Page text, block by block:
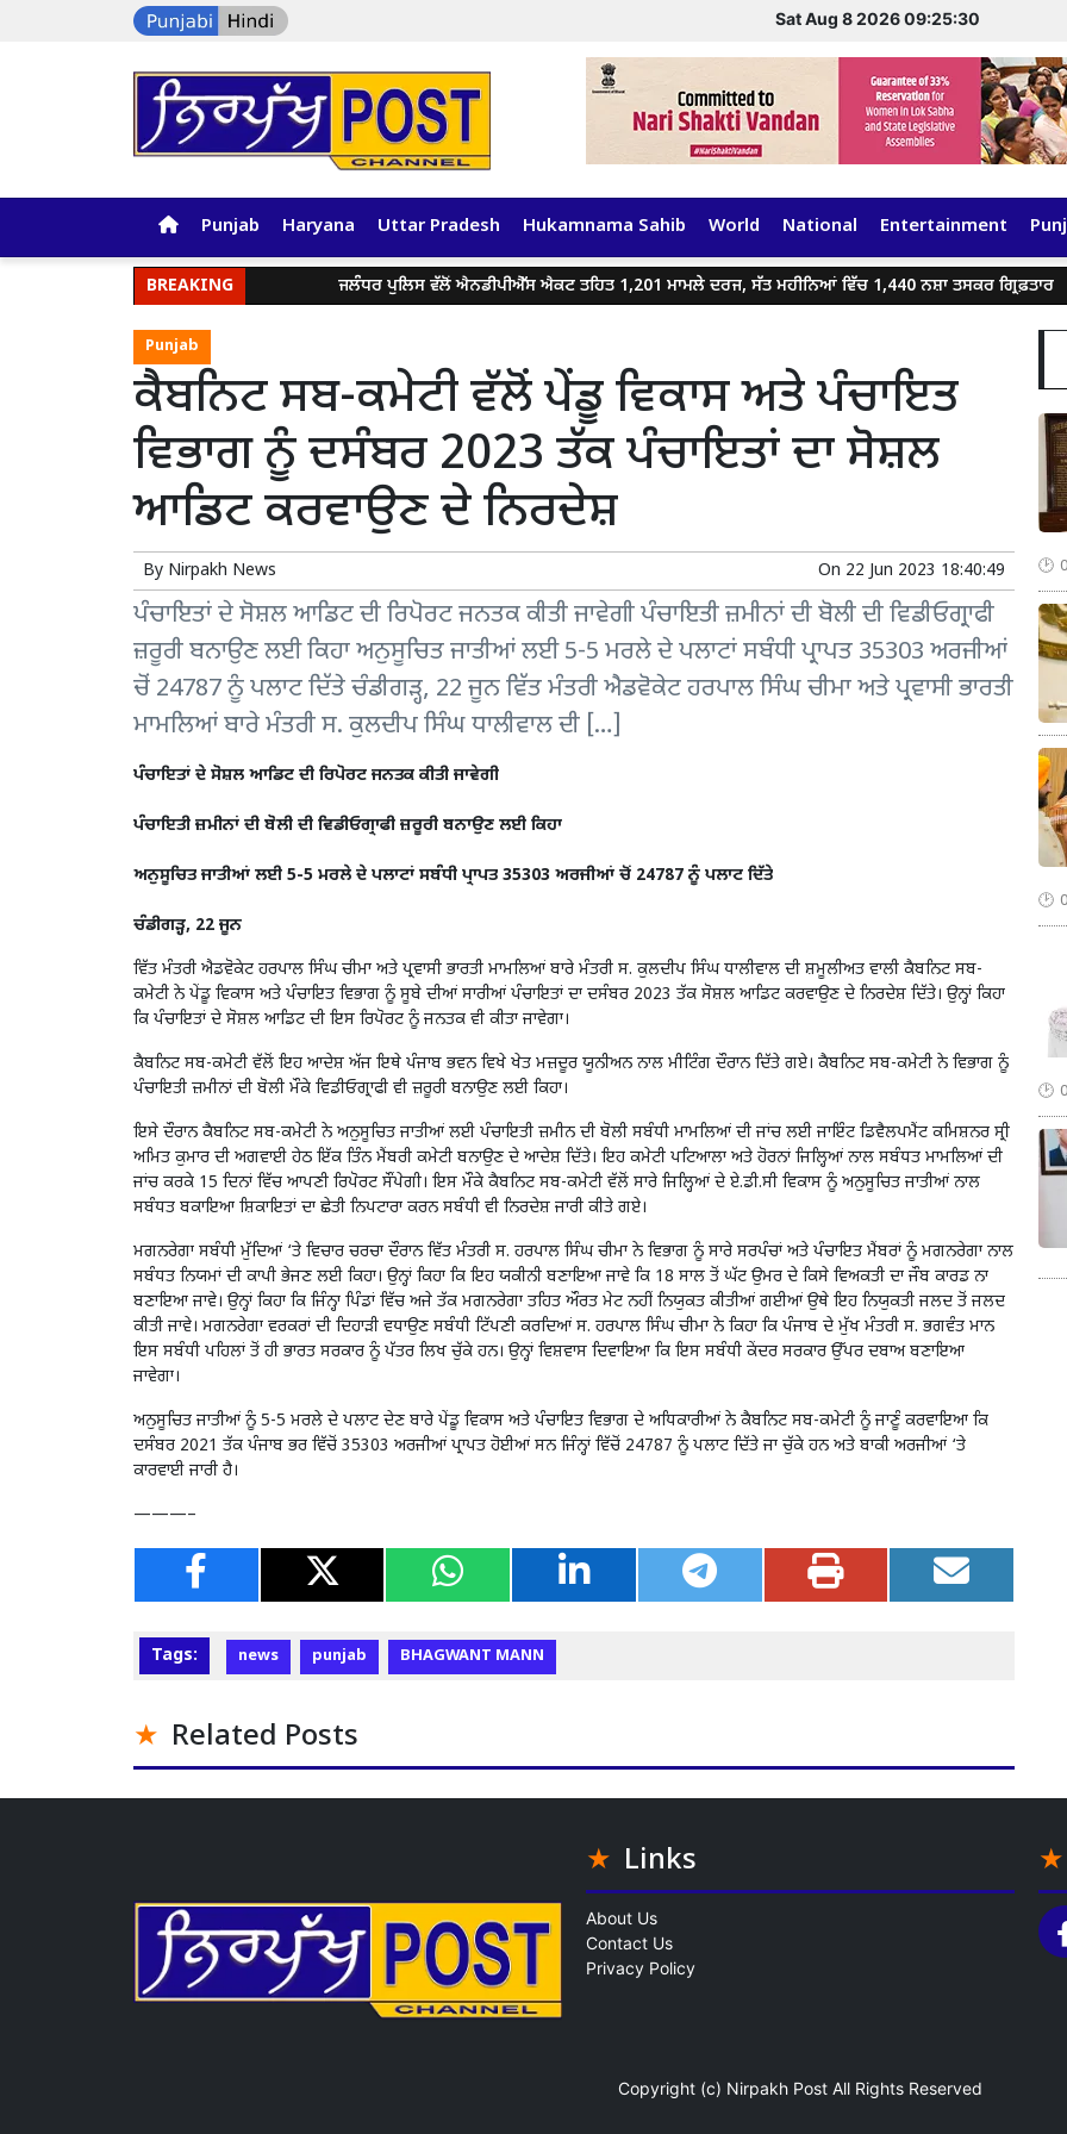
Sat Aug 8 2026 09:25:30
Punjab Haryana Uttar Pradesh Hukamnama Sahib World National Entertainment
BREAKING ਜਲੰਧਰ ਪੁਲਿਸ ਵੱਲੋਂ ਐਨਡੀਪੀਐੱਸ ਐਕਟ ਤਹਿਤ 1,201 ਮਾਮਲੇ ਦਰਜ, ਸੱਤ ਮਹੀਨਿਆਂ ਵਿੱਚ 1,440 ਨਸ਼ਾ ਤਸਕਰ ਗ੍ਰਿਫ਼ਤਾਰ
Punjab
ਕੈਬਨਿਟ ਸਬ-ਕਮੇਟੀ ਵੱਲੋਂ ਪੇਂਡੂ ਵਿਕਾਸ ਅਤੇ ਪੰਚਾਇਤ
ਵਿਭਾਗ ਨੂੰ ਦਸੰਬਰ 2023 ਤੱਕ ਪੰਚਾਇਤਾਂ ਦਾ ਸੋਸ਼ਲ
ਆਡਿਟ ਕਰਵਾਉਣ ਦੇ ਨਿਰਦੇਸ਼
By Nirpakh News On 22 Jun 2023 18:40:49
ਪੰਚਾਇਤਾਂ ਦੇ ਸੋਸ਼ਲ ਆਡਿਟ ਦੀ ਰਿਪੋਰਟ ਜਨਤਕ ਕੀਤੀ ਜਾਵੇਗੀ ਪੰਚਾਇਤੀ ਜ਼ਮੀਨਾਂ ਦੀ ਬੋਲੀ ਦੀ ਵਿਡੀਓਗ੍ਰਾਫੀ
ਜ਼ਰੂਰੀ ਬਨਾਉਣ ਲਈ ਕਿਹਾ ਅਨੁਸੂਚਿਤ ਜਾਤੀਆਂ ਲਈ 5-5 ਮਰਲੇ ਦੇ ਪਲਾਟਾਂ ਸਬੰਧੀ ਪ੍ਰਾਪਤ 35303 ਅਰਜੀਆਂ
ਚੋਂ 24787 ਨੂੰ ਪਲਾਟ ਦਿੱਤੇ ਚੰਡੀਗੜ੍ਹ, 22 ਜੂਨ ਵਿੱਤ ਮੰਤਰੀ ਐਡਵੋਕੇਟ ਹਰਪਾਲ ਸਿੰਘ ਚੀਮਾ ਅਤੇ ਪ੍ਰਵਾਸੀ ਭਾਰਤੀ
ਮਾਮਲਿਆਂ ਬਾਰੇ ਮੰਤਰੀ ਸ. ਕੁਲਦੀਪ ਸਿੰਘ ਧਾਲੀਵਾਲ ਦੀ […]
ਪੰਚਾਇਤਾਂ ਦੇ ਸੋਸ਼ਲ ਆਡਿਟ ਦੀ ਰਿਪੋਰਟ ਜਨਤਕ ਕੀਤੀ ਜਾਵੇਗੀ
ਪੰਚਾਇਤੀ ਜ਼ਮੀਨਾਂ ਦੀ ਬੋਲੀ ਦੀ ਵਿਡੀਓਗ੍ਰਾਫੀ ਜ਼ਰੂਰੀ ਬਨਾਉਣ ਲਈ ਕਿਹਾ
ਅਨੁਸੂਚਿਤ ਜਾਤੀਆਂ ਲਈ 5-5 ਮਰਲੇ ਦੇ ਪਲਾਟਾਂ ਸਬੰਧੀ ਪ੍ਰਾਪਤ 35303 ਅਰਜੀਆਂ ਚੋਂ 24787 ਨੂੰ ਪਲਾਟ ਦਿੱਤੇ
ਚੰਡੀਗੜ੍ਹ, 22 ਜੂਨ
ਵਿੱਤ ਮੰਤਰੀ ਐਡਵੋਕੇਟ ਹਰਪਾਲ ਸਿੰਘ ਚੀਮਾ ਅਤੇ ਪ੍ਰਵਾਸੀ ਭਾਰਤੀ ਮਾਮਲਿਆਂ ਬਾਰੇ ਮੰਤਰੀ ਸ. ਕੁਲਦੀਪ ਸਿੰਘ ਧਾਲੀਵਾਲ ਦੀ ਸ਼ਮੂਲੀਅਤ ਵਾਲੀ ਕੈਬਨਿਟ ਸਬ-
ਕਮੇਟੀ ਨੇ ਪੇਂਡੂ ਵਿਕਾਸ ਅਤੇ ਪੰਚਾਇਤ ਵਿਭਾਗ ਨੂੰ ਸੂਬੇ ਦੀਆਂ ਸਾਰੀਆਂ ਪੰਚਾਇਤਾਂ ਦਾ ਦਸੰਬਰ 2023 ਤੱਕ ਸੋਸ਼ਲ ਆਡਿਟ ਕਰਵਾਉਣ ਦੇ ਨਿਰਦੇਸ਼ ਦਿੱਤੇ। ਉਨ੍ਹਾਂ ਕਿਹਾ
ਕਿ ਪੰਚਾਇਤਾਂ ਦੇ ਸੋਸ਼ਲ ਆਡਿਟ ਦੀ ਇਸ ਰਿਪੋਰਟ ਨੂੰ ਜਨਤਕ ਵੀ ਕੀਤਾ ਜਾਵੇਗਾ।
ਕੈਬਨਿਟ ਸਬ-ਕਮੇਟੀ ਵੱਲੋਂ ਇਹ ਆਦੇਸ਼ ਅੱਜ ਇਥੇ ਪੰਜਾਬ ਭਵਨ ਵਿਖੇ ਖੇਤ ਮਜ਼ਦੂਰ ਯੂਨੀਅਨ ਨਾਲ ਮੀਟਿੰਗ ਦੌਰਾਨ ਦਿੱਤੇ ਗਏ। ਕੈਬਨਿਟ ਸਬ-ਕਮੇਟੀ ਨੇ ਵਿਭਾਗ ਨੂੰ
ਪੰਚਾਇਤੀ ਜ਼ਮੀਨਾਂ ਦੀ ਬੋਲੀ ਮੌਕੇ ਵਿਡੀਓਗ੍ਰਾਫੀ ਵੀ ਜ਼ਰੂਰੀ ਬਨਾਉਣ ਲਈ ਕਿਹਾ।
ਇਸੇ ਦੌਰਾਨ ਕੈਬਨਿਟ ਸਬ-ਕਮੇਟੀ ਨੇ ਅਨੁਸੂਚਿਤ ਜਾਤੀਆਂ ਲਈ ਪੰਚਾਇਤੀ ਜ਼ਮੀਨ ਦੀ ਬੋਲੀ ਸਬੰਧੀ ਮਾਮਲਿਆਂ ਦੀ ਜਾਂਚ ਲਈ ਜਾਇੰਟ ਡਿਵੈਲਪਮੈਂਟ ਕਮਿਸ਼ਨਰ ਸ੍ਰੀ
ਅਮਿਤ ਕੁਮਾਰ ਦੀ ਅਗਵਾਈ ਹੇਠ ਇੱਕ ਤਿੰਨ ਮੈਂਬਰੀ ਕਮੇਟੀ ਬਨਾਉਣ ਦੇ ਆਦੇਸ਼ ਦਿੱਤੇ। ਇਹ ਕਮੇਟੀ ਪਟਿਆਲਾ ਅਤੇ ਹੋਰਨਾਂ ਜਿਲ੍ਹਿਆਂ ਨਾਲ ਸਬੰਧਤ ਮਾਮਲਿਆਂ ਦੀ
ਜਾਂਚ ਕਰਕੇ 15 ਦਿਨਾਂ ਵਿੱਚ ਆਪਣੀ ਰਿਪੋਰਟ ਸੌਂਪੇਗੀ। ਇਸ ਮੌਕੇ ਕੈਬਨਿਟ ਸਬ-ਕਮੇਟੀ ਵੱਲੋਂ ਸਾਰੇ ਜਿਲ੍ਹਿਆਂ ਦੇ ਏ.ਡੀ.ਸੀ ਵਿਕਾਸ ਨੂੰ ਅਨੁਸੂਚਿਤ ਜਾਤੀਆਂ ਨਾਲ
ਸਬੰਧਤ ਬਕਾਇਆ ਸ਼ਿਕਾਇਤਾਂ ਦਾ ਛੇਤੀ ਨਿਪਟਾਰਾ ਕਰਨ ਸਬੰਧੀ ਵੀ ਨਿਰਦੇਸ਼ ਜਾਰੀ ਕੀਤੇ ਗਏ।
ਮਗਨਰੇਗਾ ਸਬੰਧੀ ਮੁੱਦਿਆਂ ‘ਤੇ ਵਿਚਾਰ ਚਰਚਾ ਦੌਰਾਨ ਵਿੱਤ ਮੰਤਰੀ ਸ. ਹਰਪਾਲ ਸਿੰਘ ਚੀਮਾ ਨੇ ਵਿਭਾਗ ਨੂੰ ਸਾਰੇ ਸਰਪੰਚਾਂ ਅਤੇ ਪੰਚਾਇਤ ਮੈਂਬਰਾਂ ਨੂੰ ਮਗਨਰੇਗਾ ਨਾਲ
ਸਬੰਧਤ ਨਿਯਮਾਂ ਦੀ ਕਾਪੀ ਭੇਜਣ ਲਈ ਕਿਹਾ। ਉਨ੍ਹਾਂ ਕਿਹਾ ਕਿ ਇਹ ਯਕੀਨੀ ਬਣਾਇਆ ਜਾਵੇ ਕਿ 18 ਸਾਲ ਤੋਂ ਘੱਟ ਉਮਰ ਦੇ ਕਿਸੇ ਵਿਅਕਤੀ ਦਾ ਜੌਬ ਕਾਰਡ ਨਾ
ਬਣਾਇਆ ਜਾਵੇ। ਉਨ੍ਹਾਂ ਕਿਹਾ ਕਿ ਜਿੰਨ੍ਹਾ ਪਿੰਡਾਂ ਵਿੱਚ ਅਜੇ ਤੱਕ ਮਗਨਰੇਗਾ ਤਹਿਤ ਔਰਤ ਮੇਟ ਨਹੀਂ ਨਿਯੁਕਤ ਕੀਤੀਆਂ ਗਈਆਂ ਉਥੇ ਇਹ ਨਿਯੁਕਤੀ ਜਲਦ ਤੋਂ ਜਲਦ
ਕੀਤੀ ਜਾਵੇ। ਮਗਨਰੇਗਾ ਵਰਕਰਾਂ ਦੀ ਦਿਹਾੜੀ ਵਧਾਉਣ ਸਬੰਧੀ ਟਿੱਪਣੀ ਕਰਦਿਆਂ ਸ. ਹਰਪਾਲ ਸਿੰਘ ਚੀਮਾ ਨੇ ਕਿਹਾ ਕਿ ਪੰਜਾਬ ਦੇ ਮੁੱਖ ਮੰਤਰੀ ਸ. ਭਗਵੰਤ ਮਾਨ
ਇਸ ਸਬੰਧੀ ਪਹਿਲਾਂ ਤੋਂ ਹੀ ਭਾਰਤ ਸਰਕਾਰ ਨੂੰ ਪੱਤਰ ਲਿਖ ਚੁੱਕੇ ਹਨ। ਉਨ੍ਹਾਂ ਵਿਸ਼ਵਾਸ ਦਿਵਾਇਆ ਕਿ ਇਸ ਸਬੰਧੀ ਕੇਂਦਰ ਸਰਕਾਰ ਉੱਪਰ ਦਬਾਅ ਬਣਾਇਆ
ਜਾਵੇਗਾ।
ਅਨੁਸੂਚਿਤ ਜਾਤੀਆਂ ਨੂੰ 5-5 ਮਰਲੇ ਦੇ ਪਲਾਟ ਦੇਣ ਬਾਰੇ ਪੇਂਡੂ ਵਿਕਾਸ ਅਤੇ ਪੰਚਾਇਤ ਵਿਭਾਗ ਦੇ ਅਧਿਕਾਰੀਆਂ ਨੇ ਕੈਬਨਿਟ ਸਬ-ਕਮੇਟੀ ਨੂੰ ਜਾਣੂੰ ਕਰਵਾਇਆ ਕਿ
ਦਸੰਬਰ 2021 ਤੱਕ ਪੰਜਾਬ ਭਰ ਵਿੱਚੋਂ 35303 ਅਰਜੀਆਂ ਪ੍ਰਾਪਤ ਹੋਈਆਂ ਸਨ ਜਿੰਨ੍ਹਾਂ ਵਿੱਚੋਂ 24787 ਨੂੰ ਪਲਾਟ ਦਿੱਤੇ ਜਾ ਚੁੱਕੇ ਹਨ ਅਤੇ ਬਾਕੀ ਅਰਜੀਆਂ ‘ਤੇ
ਕਾਰਵਾਈ ਜਾਰੀ ਹੈ।
———–
Tags: news punjab BHAGWANT MANN
Related Posts
Links
About Us
Contact Us
Privacy Policy
Copyright (c) Nirpakh Post All Rights Reserved